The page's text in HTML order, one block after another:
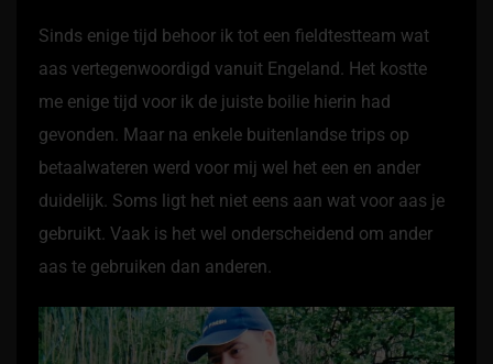
Sinds enige tijd behoor ik tot een fieldtestteam wat
aas vertegenwoordigd vanuit Engeland. Het kostte
me enige tijd voor ik de juiste boilie hierin had
gevonden. Maar na enkele buitenlandse trips op
betaalwateren werd voor mij wel het een en ander
duidelijk. Soms ligt het niet eens aan wat voor aas je
gebruikt. Vaak is het wel onderscheidend om ander
aas te gebruiken dan anderen.